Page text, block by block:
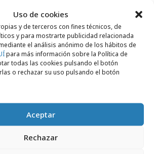
Uso de cookies
y de terceros con fines técnicos, de
y para mostrarte publicidad relacionada
el análisis anónimo de los hábitos de
para más información sobre la Política de
todas las cookies pulsando el botón
o rechazar su uso pulsando el botón
Aceptar
Rechazar
lanzan un festival de
2000